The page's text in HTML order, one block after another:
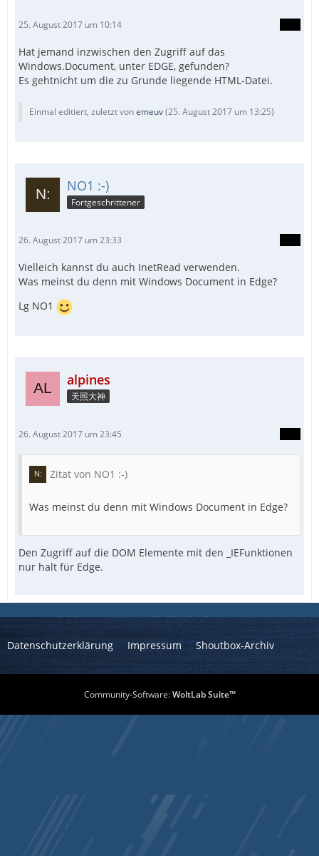
25. August 2017 um 10:14
Hat jemand inzwischen den Zugriff auf das
Windows.Document, unter EDGE, gefunden?
Es gehtnicht um die zu Grunde liegende HTML-Datei.
Einmal editiert, zuletzt vonemeuv(25. August 2017 um 13:25)
NO1 :-)
Fortgeschrittener
26. August 2017 um 23:33
Vielleich kannst du auch InetRead verwenden.
Was meinst du denn mit Windows Document in Edge?
Lg NO1
alpines
天照大神
26. August 2017 um 23:45
Zitat von NO1 :-)
Was meinst du denn mit Windows Document in Edge?
Den Zugriff auf die DOM Elemente mit den _IEFunktionen
nur halt für Edge.
Datenschutzerklärung Impressum Shoutbox-Archiv
Community-Software:WoltLab Suite™